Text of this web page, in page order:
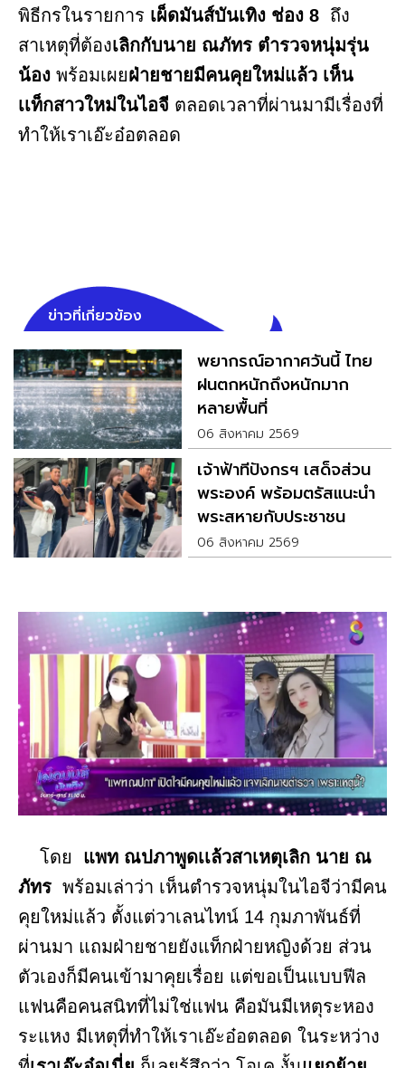
พิธีกรในรายการ เผ็ดมันส์บันเทิง ช่อง 8 ถึง
สาเหตุที่ต้องเลิกกับนาย ณภัทร ตำรวจหนุ่มรุ่น
น้อง พร้อมเผยฝ่ายชายมีคนคุยใหม่แล้ว เห็น
เเท็กสาวใหม่ในไอจี ตลอดเวลาที่ผ่านมามีเรื่องที่
ทำให้เราเอ๊ะอ๋อตลอด
ข่าวที่เกี่ยวข้อง
พยากรณ์อากาศวันนี้ ไทย
ฝนตกหนักถึงหนักมาก
หลายพื้นที่
06 สิงหาคม 2569
เจ้าฟ้าทีปังกรฯ เสด็จส่วน
พระองค์ พร้อมตรัสแนะนำ
พระสหายกับประชาชน
06 สิงหาคม 2569
โดย แพท ณปภาพูดเเล้วสาเหตุเลิก นาย ณ
ภัทร พร้อมเล่าว่า เห็นตำรวจหนุ่มในไอจีว่ามีคน
คุยใหม่แล้ว ตั้งแต่วาเลนไทน์ 14 กุมภาพันธ์ที่
ผ่านมา แถมฝ่ายชายยังแท็กฝ่ายหญิงด้วย ส่วน
ตัวเองก็มีคนเข้ามาคุยเรื่อย แต่ขอเป็นแบบฟีล
แฟนคือคนสนิทที่ไม่ใช่แฟน คือมันมีเหตุระหอง
ระแหง มีเหตุที่ทำให้เราเอ๊ะอ๋อตลอด ในระหว่าง